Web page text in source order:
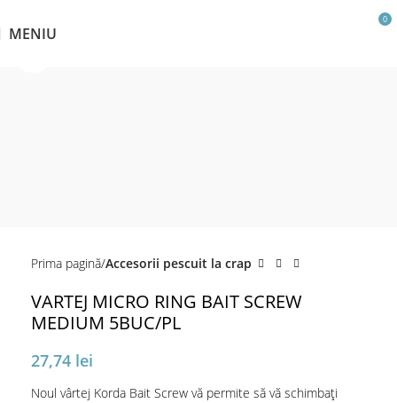
MENIU
0
Prima pagină Accesorii pescuit la crap
VARTEJ MICRO RING BAIT SCREW
MEDIUM 5BUC/PL
27,74 lei
Noul vârtej Korda Bait Screw vă permite să vă schimbați